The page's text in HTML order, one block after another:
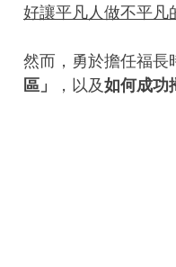
好讓平凡人做不平凡
然而，勇於擔任福長
區」
，以及如何成功